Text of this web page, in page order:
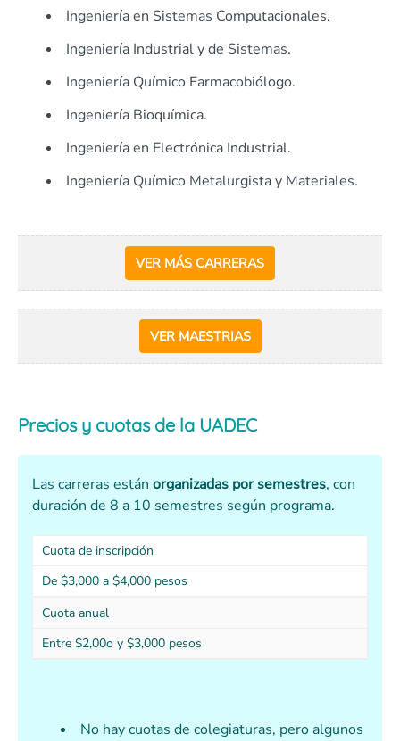
Ingeniería en Sistemas Computacionales.
Ingeniería Industrial y de Sistemas.
Ingeniería Químico Farmacobiólogo.
Ingeniería Bioquímica.
Ingeniería en Electrónica Industrial.
Ingeniería Químico Metalurgista y Materiales.
VER MÁS CARRERAS
VER MAESTRIAS
Precios y cuotas de la UADEC
Las carreras están organizadas por semestres, con
duración de 8 a 10 semestres según programa.
Cuota de inscripción
De $3,000 a $4,000 pesos
Cuota anual
Entre $2,00o y $3,000 pesos
No hay cuotas de colegiaturas, pero algunos